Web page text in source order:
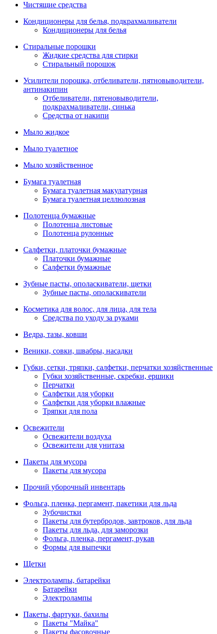
Чистящие средства
Кондиционеры для белья, подкрахмаливатели
Кондиционеры для белья
Стиральные порошки
Жидкие средства для стирки
Стиральный порошок
Усилители порошка, отбеливатели, пятновыводители,
антинакипин
Отбеливатели, пятеновыводители,
подкрахмаливатели, синька
Средства от накипи
Мыло жидкое
Мыло туалетное
Мыло хозяйственное
Бумага туалетная
Бумага туалетная макулатурная
Бумага туалетная целлюлозная
Полотенца бумажные
Полотенца листовые
Полотенца рулонные
Салфетки, платочки бумажные
Платочки бумажные
Салфетки бумажные
Зубные пасты, ополаскиватели, щетки
Зубные пасты, ополаскиватели
Косметика для волос, для лица, для тела
Средства по уходу за руками
Ведра, тазы, ковши
Веники, совки, швабры, насадки
Губки, сетки, тряпки, салфетки, перчатки хозяйственные
Губки хозяйственные, скребки, ершики
Перчатки
Салфетки для уборки
Салфетки для уборки влажные
Тряпки для пола
Освежители
Освежители воздуха
Освежители для унитаза
Пакеты для мусора
Пакеты для мусора
Прочий уборочный инвентарь
Фольга, пленка, пергамент, пакетики для льда
Зубочистки
Пакеты для бутербродов, завтроков, для льда
Пакеты для льда, для заморозки
Фольга, пленка, пергамент, рукав
Формы для выпечки
Щетки
Электролампы, батарейки
Батарейки
Электролампы
Пакеты, фартуки, бахилы
Пакеты "Майка"
Пакеты фасовочные